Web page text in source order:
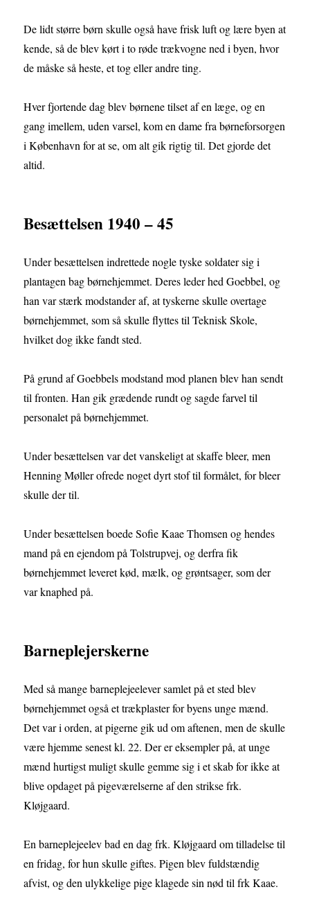
De lidt større børn skulle også have frisk luft og lære byen at
kende, så de blev kørt i to røde trækvogne ned i byen, hvor
de måske så heste, et tog eller andre ting.
Hver fjortende dag blev børnene tilset af en læge, og en
gang imellem, uden varsel, kom en dame fra børneforsorgen
i København for at se, om alt gik rigtig til. Det gjorde det
altid.
Besættelsen 1940 – 45
Under besættelsen indrettede nogle tyske soldater sig i
plantagen bag børnehjemmet. Deres leder hed Goebbel, og
han var stærk modstander af, at tyskerne skulle overtage
børnehjemmet, som så skulle flyttes til Teknisk Skole,
hvilket dog ikke fandt sted.
På grund af Goebbels modstand mod planen blev han sendt
til fronten. Han gik grædende rundt og sagde farvel til
personalet på børnehjemmet.
Under besættelsen var det vanskeligt at skaffe bleer, men
Henning Møller ofrede noget dyrt stof til formålet, for bleer
skulle der til.
Under besættelsen boede Sofie Kaae Thomsen og hendes
mand på en ejendom på Tolstrupvej, og derfra fik
børnehjemmet leveret kød, mælk, og grøntsager, som der
var knaphed på.
Barneplejerskerne
Med så mange barneplejeelever samlet på et sted blev
børnehjemmet også et trækplaster for byens unge mænd.
Det var i orden, at pigerne gik ud om aftenen, men de skulle
være hjemme senest kl. 22. Der er eksempler på, at unge
mænd hurtigst muligt skulle gemme sig i et skab for ikke at
blive opdaget på pigeværelserne af den strikse frk.
Kløjgaard.
En barneplejeelev bad en dag frk. Kløjgaard om tilladelse til
en fridag, for hun skulle giftes. Pigen blev fuldstændig
afvist, og den ulykkelige pige klagede sin nød til frk Kaae.